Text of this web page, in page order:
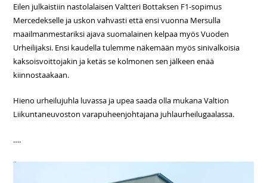
Eilen julkaistiin nastolalaisen Valtteri Bottaksen F1-sopimus
Mercedekselle ja uskon vahvasti että ensi vuonna Mersulla
maailmanmestariksi ajava suomalainen kelpaa myös Vuoden
Urheilijaksi. Ensi kaudella tulemme näkemään myös sinivalkoisia
kaksoisvoittojakin ja ketäs se kolmonen sen jälkeen enää
kiinnostaakaan.
Hieno urheilujuhla luvassa ja upea saada olla mukana Valtion
Liikuntaneuvoston varapuheenjohtajana juhlaurheilugaalassa.
….